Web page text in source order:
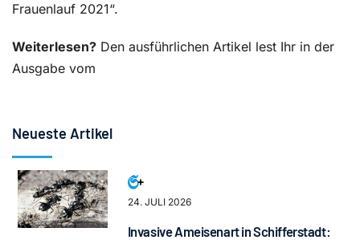
Frauenlauf 2021“.
Weiterlesen? Den ausführlichen Artikel lest Ihr in der
Ausgabe vom
Neueste Artikel
24. JULI 2026
Invasive Ameisenart in Schifferstadt: